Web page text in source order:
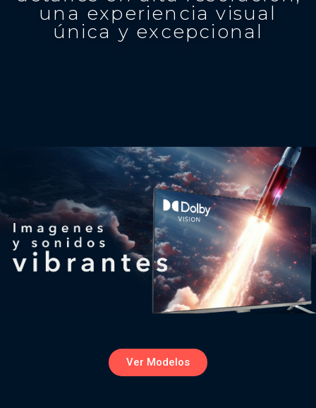
una experiencia visual
única y excepcional
Ver Modelos